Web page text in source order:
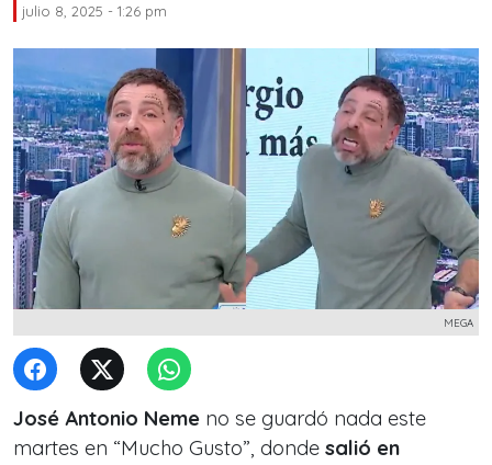
julio 8, 2025 - 1:26 pm
MEGA
José Antonio Neme no se guardó nada este
martes en “Mucho Gusto”, donde salió en